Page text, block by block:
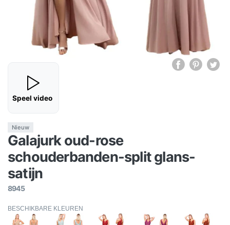
Speel video
Nieuw
Galajurk oud-rose
schouderbanden-split glans-
satijn
8945
BESCHIKBARE KLEUREN